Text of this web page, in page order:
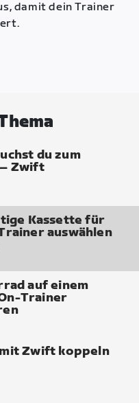
damit dein Trainer
du zum
Zwift
Kassette für
auswählen
auf einem
Trainer
Zwift koppeln